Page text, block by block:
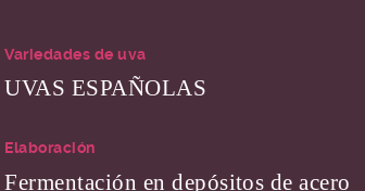
Variedades de uva
UVAS ESPAÑOLAS
Elaboración
Fermentación en depósitos de acero